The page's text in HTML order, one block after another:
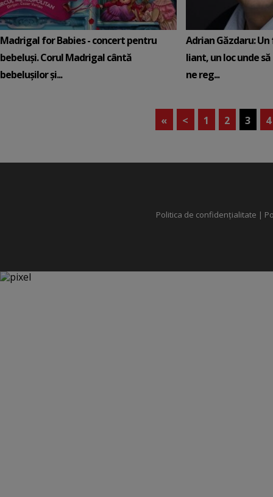
Madrigal for Babies - concert pentru
bebeluși. Corul Madrigal cântă
bebelușilor și...
Adrian Găzdaru:
liant, un loc unde
ne reg...
« < 1 2 3 4
Politica de confidențialitate |